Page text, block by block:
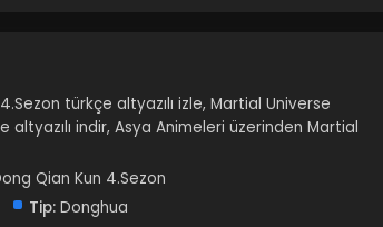
türkçe altyazılı izle, Martial Universe
indir, Asya Animeleri üzerinden Martial
Qian Kun 4.Sezon
Tip:Donghua